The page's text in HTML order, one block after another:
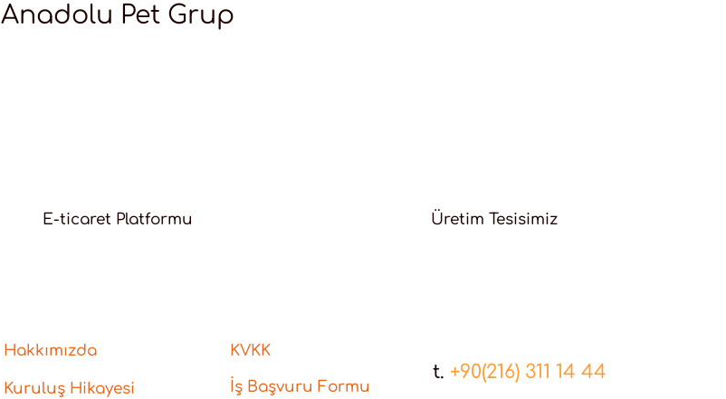
Anadolu Pet Grup
E-ticaret Platformu Üretim Tesisimiz
Hakkımızda
Kuruluş Hikayesi
KVKK
İş Başvuru Formu
t. +90(216) 311 14 44